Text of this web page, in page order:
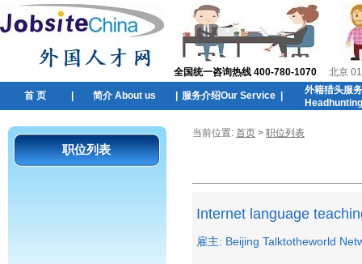
全国统一咨询热线 400-780-1070 北京
首 页 简介 About us 服务介绍Our Service
外籍猎头服
职位列表
当前位置: 首页 > 职位列表
Internet language
雇主: Beijing Talktotheworld